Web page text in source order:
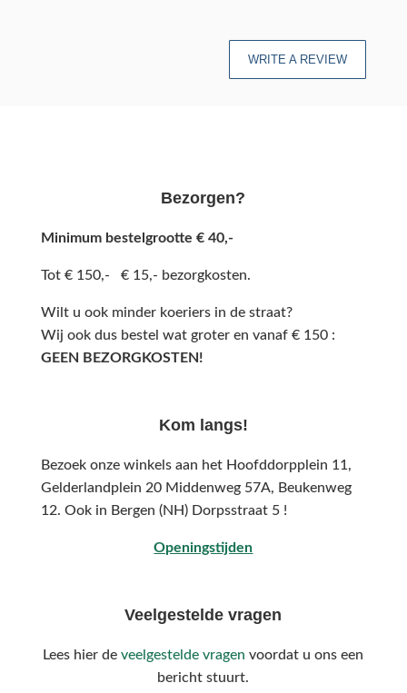
WRITE A REVIEW
Bezorgen?
Minimum bestelgrootte € 40,-
Tot € 150,- € 15,- bezorgkosten.
Wilt u ook minder koeriers in de straat?
Wij ook dus bestel wat groter en vanaf € 150 :
GEEN BEZORGKOSTEN!
Kom langs!
Bezoek onze winkels aan het Hoofddorpplein 11,
Gelderlandplein 20 Middenweg 57A, Beukenweg
12. Ook in Bergen (NH) Dorpsstraat 5 !
Openingstijden
Veelgestelde vragen
Lees hier deveelgestelde vragen voordat u ons een
bericht stuurt.